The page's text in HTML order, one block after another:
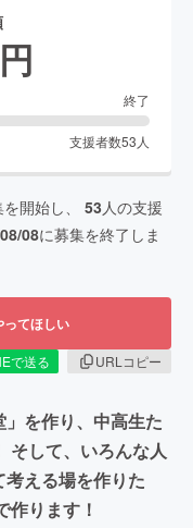
円
終了
支援者数53 人
開始し、 53 人の支援
08に募集を終了しま
ってほしい
で送る
URLコピー
」を作り、中高生た
そして、いろんな人
える場を作りた
作ります！